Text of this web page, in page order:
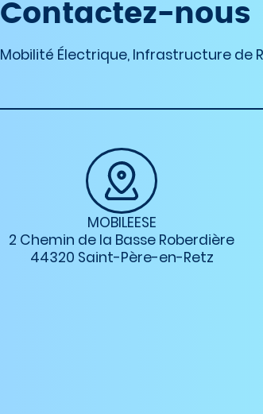
Contactez-nous
Mobilité Électrique, Infrastructure de
MOBILEESE
2 Chemin de la Basse Roberdière
44320 Saint-Père-en-Retz